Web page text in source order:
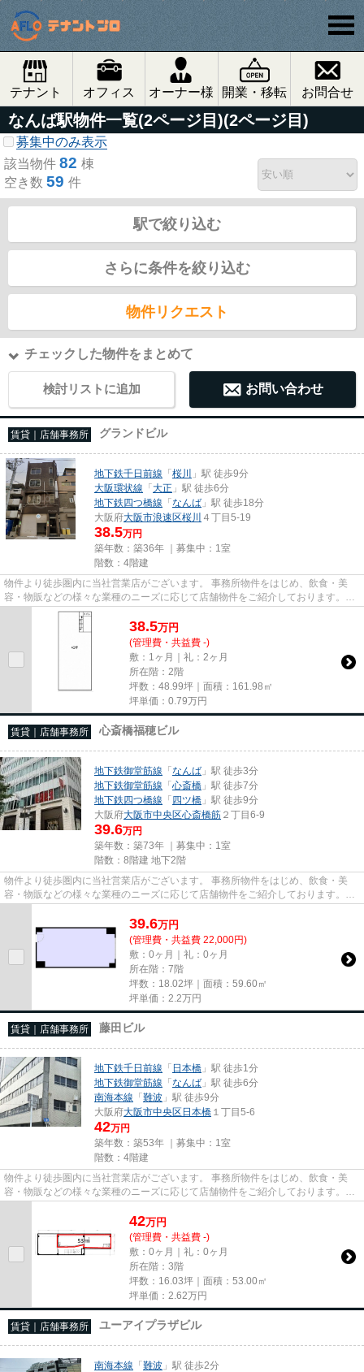
テナント オフィス オーナー様 開業・移転 お問合せ
なんば駅物件一覧(2ページ目)(2ページ目)
募集中のみ表示
該当物件 82 棟
空き数 59 件
駅で絞り込む
さらに条件を絞り込む
物件リクエスト
チェックした物件をまとめて
検討リストに追加 お問い合わせ
賃貸｜店舗事務所 グランドビル
地下鉄千日前線 「桜川
」駅 徒歩9分
大阪環状線 「大正 」駅 徒歩6分
地下鉄四つ橋線 「なんば 」駅 徒歩18分
大阪府大阪市浪速区桜川 ４丁目5-19
38.5万円
築年数：築36年 ｜募集中： 1室
階数：4階建
物件より徒歩圏内に当社営業店がございます。 事務所物件をはじめ、飲食・美
容・物販などの様々な業種のニーズに応じて店舗物件をご紹介しております。
尚、弊社ではおとり広告は一切...
38.5万円
(管理費・共益費 -)
敷：1ヶ月｜礼：2ヶ月
所在階：2階
坪数：48.99坪｜面積：161.98㎡
坪単価： 0.79万円
賃貸｜店舗事務所 心斎橋福穂ビル
地下鉄御堂筋線 「なんば 」駅 徒歩3分
地下鉄御堂筋線 「心斎橋 」駅 徒歩7分
地下鉄四つ橋線 「四ツ橋 」駅 徒歩9分
大阪府大阪市中央区心斎橋筋 ２丁目6-9
39.6万円
築年数：築73年 ｜募集中： 1室
階数：8階建 地下2階
物件より徒歩圏内に当社営業店がございます。 事務所物件をはじめ、飲食・美
容・物販などの様々な業種のニーズに応じて店舗物件をご紹介しております。
尚、弊社ではおとり広告は一切...
39.6万円
(管理費・共益費 22,000円)
敷：0ヶ月｜礼：0ヶ月
所在階：7階
坪数：18.02坪｜面積：59.60㎡
坪単価： 2.2万円
賃貸｜店舗事務所 藤田ビル
地下鉄千日前線 「 日本橋 」駅 徒歩1分
地下鉄御堂筋線 「なんば 」駅 徒歩6分
南海本線 「難波 」駅 徒歩9分
大阪府大阪市中央区日本橋 １丁目5-6
42万円
築年数：築53年 ｜募集中： 1室
階数：4階建
物件より徒歩圏内に当社営業店がございます。 事務所物件をはじめ、飲食・美
容・物販などの様々な業種のニーズに応じて店舗物件をご紹介しております。
尚、弊社ではおとり広告は一切...
42万円
(管理費・共益費 -)
敷：0ヶ月｜礼：0ヶ月
所在階：3階
坪数：16.03坪｜面積：53.00㎡
坪単価： 2.62万円
賃貸｜店舗事務所 ユーアイプラザビル
南海本線 「難波 」駅 徒歩2分